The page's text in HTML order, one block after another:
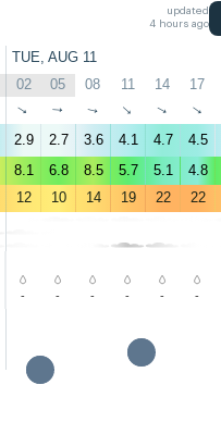
updated
4 hours ago
TUE, AUG 11
02 05 08 11 14 17
↑ ↑ ↑ ↑ ↑ ↑
2.9 2.7 3.6 4.1 4.7 4.5
8.1 6.8 8.5 5.7 5.1 4.8
12 10 14 19 22 22
- - - - - -